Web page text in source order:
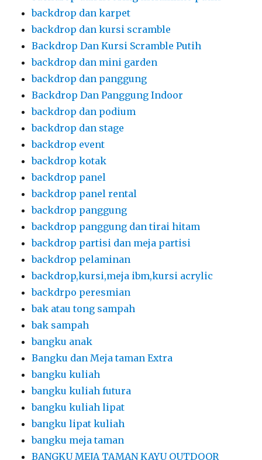
backdrop dan stage
backdrop event
backdrop kotak
backdrop panel
backdrop panel rental
backdrop panggung
backdrop panggung dan tirai hitam
backdrop partisi dan meja partisi
backdrop pelaminan
backdrop,kursi,meja ibm,kursi acrylic
backdrpo peresmian
bak atau tong sampah
bak sampah
bangku anak
Bangku dan Meja taman Extra
bangku kuliah
bangku kuliah futura
bangku kuliah lipat
bangku lipat kuliah
bangku meja taman
BANGKU MEJA TAMAN KAYU OUTDOOR
bangku meja taman silang
bangku plastik
bangku taman
bangku taman kayu
bangku taman ramadhan
bangku test futura
bangku tunggu